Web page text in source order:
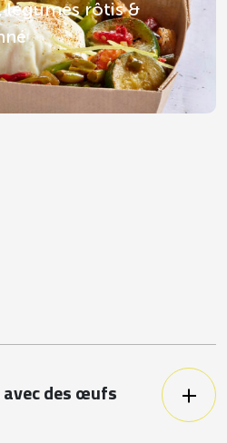
rôtis &
avec des œufs